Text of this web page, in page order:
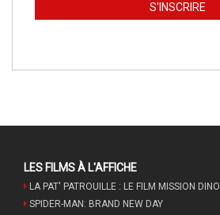
LES FILMS À L'AFFICHE
LA PAT' PATROUILLE : LE FILM MISSION DINO
SPIDER-MAN: BRAND NEW DAY